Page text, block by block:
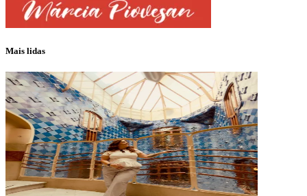
Mais lidas